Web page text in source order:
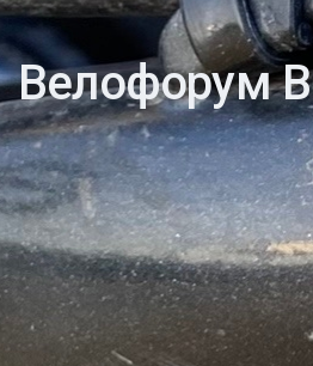
Велофорум